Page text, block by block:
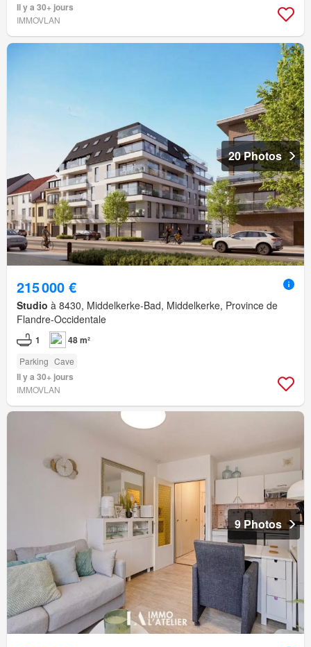
Il y a 30+ jours
IMMOVLAN
20 Photos
215 000 €
Studio à 8430, Middelkerke-Bad, Middelkerke, Province de
Flandre-Occidentale
1 48 m²
Parking Cave
Il y a 30+ jours
IMMOVLAN
9 Photos